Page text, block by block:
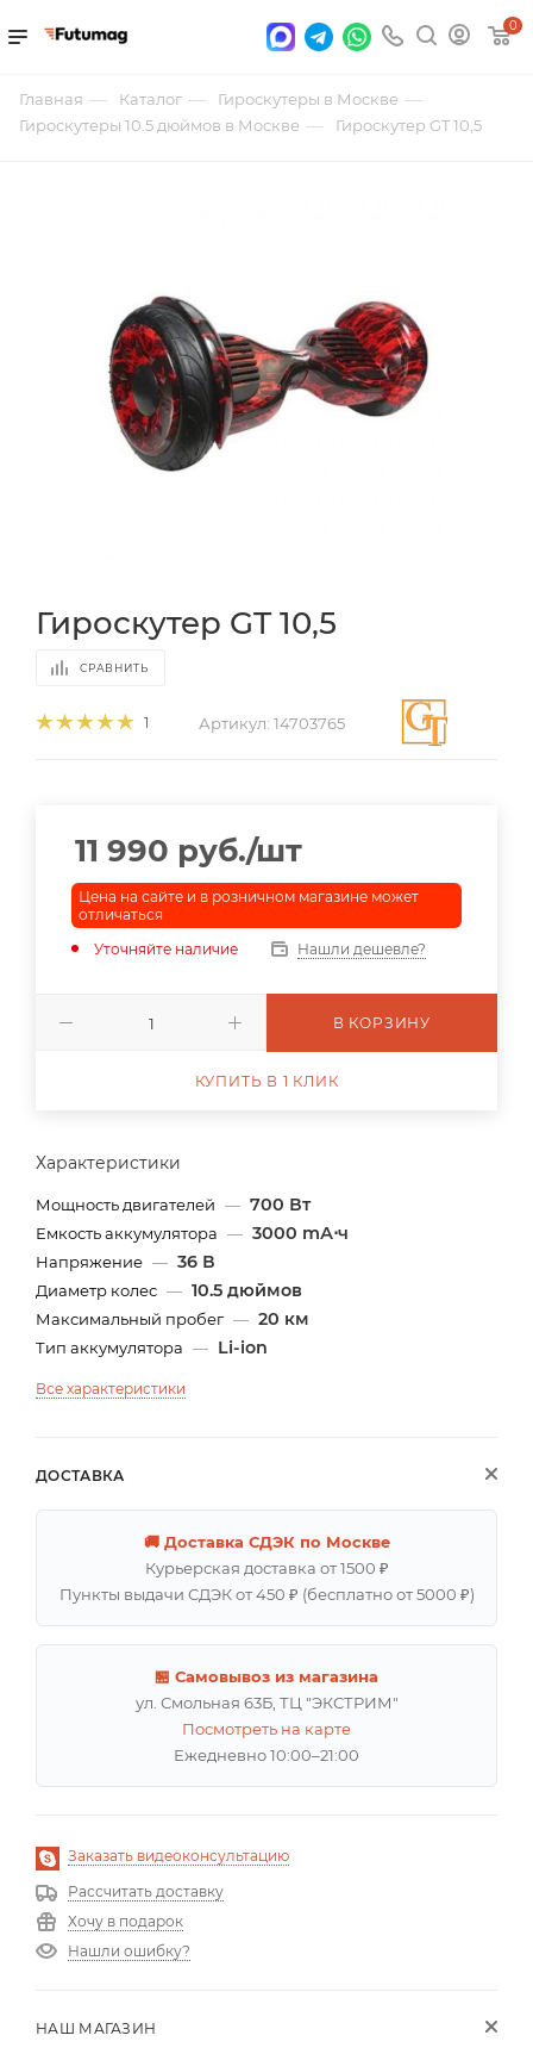
0
Главная — Каталог — Гироскутеры в Москве —
Гироскутеры 10.5 дюймов в Москве — Гироскутер GT 10,5
Гироскутер GT 10,5
СРАВНИТЬ
1 Артикул: 14703765
Характеристики
Мощность двигателей — 700 Вт
Емкость аккумулятора — 3000 mА⋅ч
Напряжение — 36 В
Диаметр колес — 10.5 дюймов
Максимальный пробег — 20 км
Тип аккумулятора — Li-ion
Все характеристики
ДОСТАВКА
🚚 Доставка СДЭК по Москве
Курьерская доставка от 1500 ₽
Пункты выдачи СДЭК от 450 ₽ (бесплатно от 5000 ₽)
🏪 Самовывоз из магазина
ул. Смольная 63Б, ТЦ "ЭКСТРИМ"
Посмотреть на карте
Ежедневно 10:00–21:00
Заказать видеоконсультацию
Рассчитать доставку
Хочу в подарок
Нашли ошибку?
НАШ МАГАЗИН
11 990 руб./шт
Цена на сайте и в розничном магазине может
отличаться
Уточняйте наличие
Нашли дешевле?
В КОРЗИНУ
КУПИТЬ В 1 КЛИК